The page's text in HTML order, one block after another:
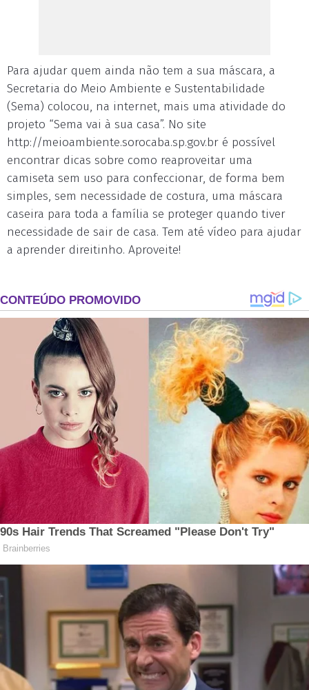
Para ajudar quem ainda não tem a sua máscara, a
Secretaria do Meio Ambiente e Sustentabilidade
(Sema) colocou, na internet, mais uma atividade do
projeto “Sema vai à sua casa”. No site
http://meioambiente.sorocaba.sp.gov.br é possível
encontrar dicas sobre como reaproveitar uma
camiseta sem uso para confeccionar, de forma bem
simples, sem necessidade de costura, uma máscara
caseira para toda a família se proteger quando tiver
necessidade de sair de casa. Tem até vídeo para ajudar
a aprender direitinho. Aproveite!